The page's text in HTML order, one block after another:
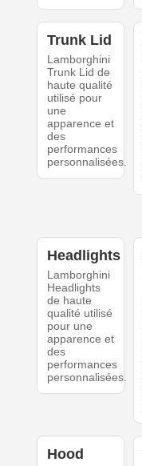
Trunk Lid
Lamborghini
Trunk Lid de
haute qualité
utilisé pour
une
apparence et
des
performances
personnalisées.
Headlights
Lamborghini
Headlights
de haute
qualité utilisé
pour une
apparence et
des
performances
personnalisées.
Hood